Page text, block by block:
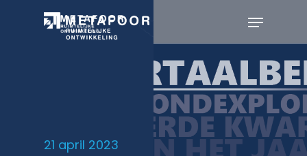
Menu
21 april 2023
Close